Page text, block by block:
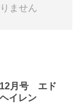
ません
12月号 エド
イレン